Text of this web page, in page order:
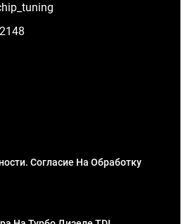
Согласие На Обработку